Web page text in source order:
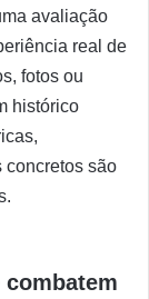
avaliação
real de
fotos ou
histórico
concretos são